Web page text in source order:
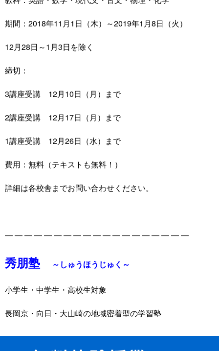
期間：2018年11月1日（木）～2019年1月8日（火）
12月28日～1月3日を除く
締切：
3講座受講 12月10日（月）まで
2講座受講 12月17日（月）まで
1講座受講 12月26日（水）まで
費用：無料（テキストも無料！）
詳細は各校舎までお問い合わせください。
― ― ― ― ― ― ― ― ― ― ― ― ― ― ― ― ― ― ―
秀朋塾 ～しゅうほうじゅく～
小学生・中学生・高校生対象
長岡京・向日・大山崎の地域密着型の学習塾